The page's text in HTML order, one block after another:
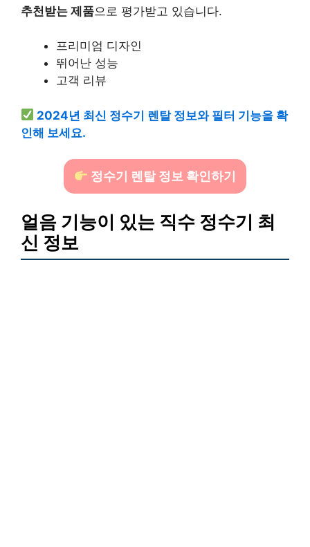
추천받는 제품으로 평가받고 있습니다.
프리미엄 디자인
뛰어난 성능
고객 리뷰
2024년 최신 정수기 렌탈 정보와 필터 기능을 확
인해 보세요.
정수기 렌탈 정보 확인하기
얼음 기능이 있는 직수 정수기 최
신 정보